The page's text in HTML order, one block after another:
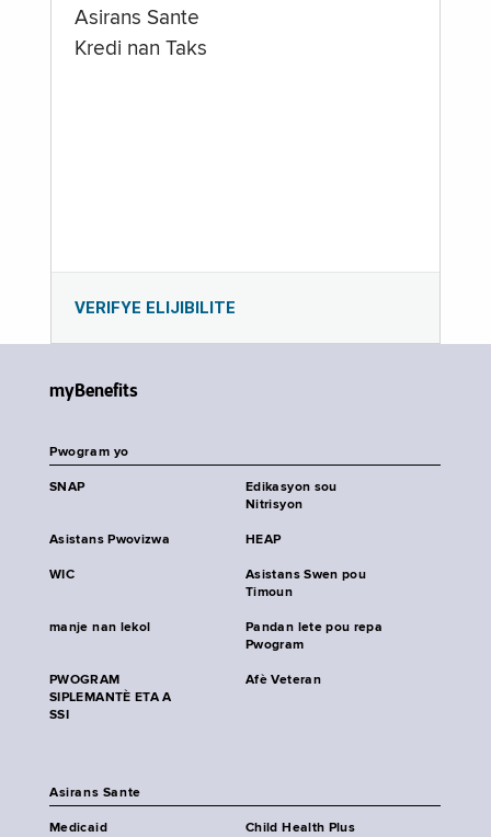
Asirans Sante
Kredi nan Taks
VERIFYE ELIJIBILITE
myBenefits
Pwogram yo
SNAP
Edikasyon sou
Nitrisyon
Asistans Pwovizwa HEAP
WIC
Asistans Swen pou
Timoun
manje nan lekol
Pandan lete pou repa
Pwogram
PWOGRAM
SIPLEMANTÈ ETA A
SSI
Afè Veteran
Asirans Sante
Medicaid
Child Health Plus